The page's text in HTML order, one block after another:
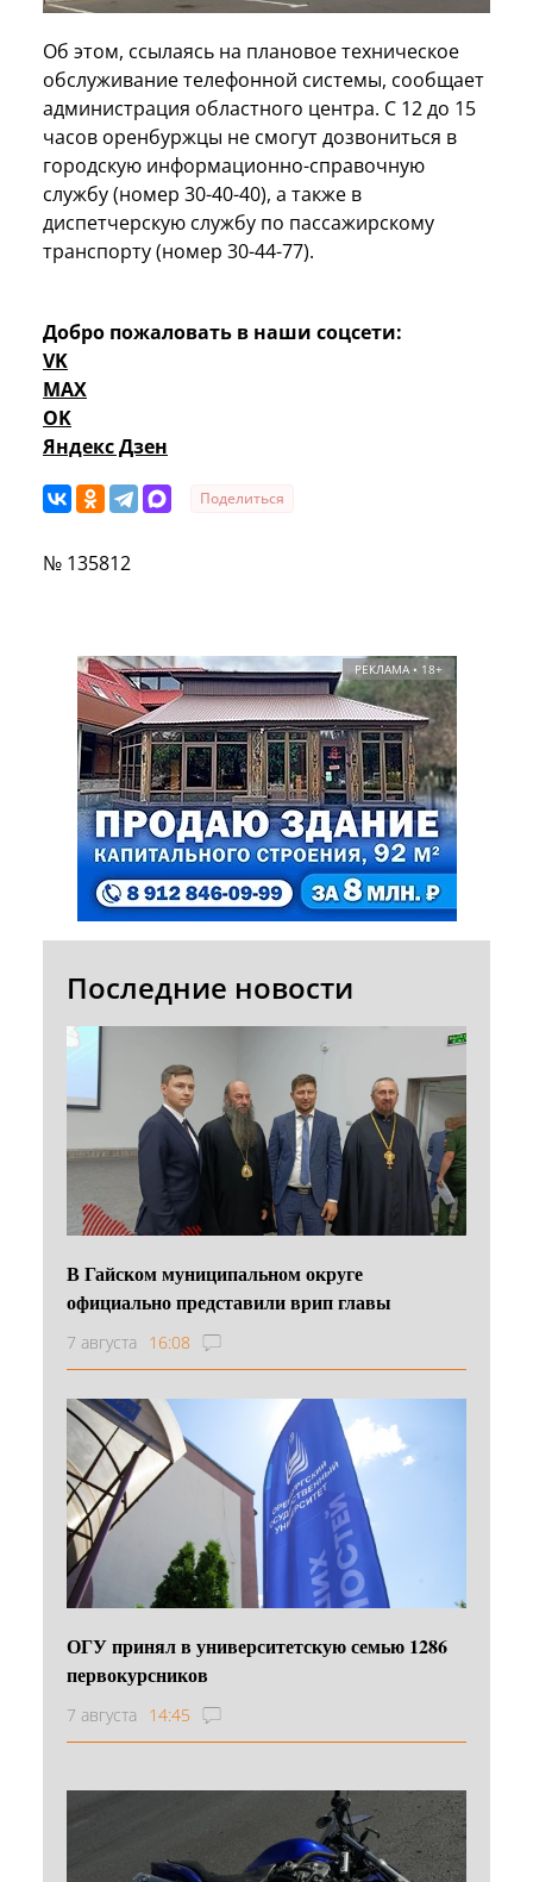
Об этом, ссылаясь на плановое техническое
обслуживание телефонной системы, сообщает
администрация областного центра. С 12 до 15
часов оренбуржцы не смогут дозвониться в
городскую информационно-справочную
службу (номер 30-40-40), а также в
диспетчерскую службу по пассажирскому
транспорту (номер 30-44-77).
Добро пожаловать в наши соцсети:
VK
MAX
OK
Яндекс Дзен
Поделиться
№ 135812
РЕКЛАМА • 18+
Последние новости
В Гайском муниципальном округе
официально представили врип главы
7 августа 16:08
ОГУ принял в университетскую семью 1286
первокурсников
7 августа 14:45